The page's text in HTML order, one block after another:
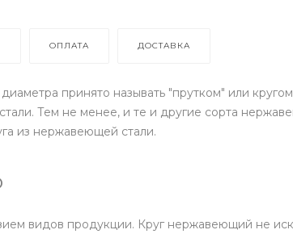
ОПЛАТА ДОСТАВКА
принято называть "прутком" или
Тем не менее, и те и другие сорта
из нержавеющей стали.
видов продукции. Круг нержавеющий не